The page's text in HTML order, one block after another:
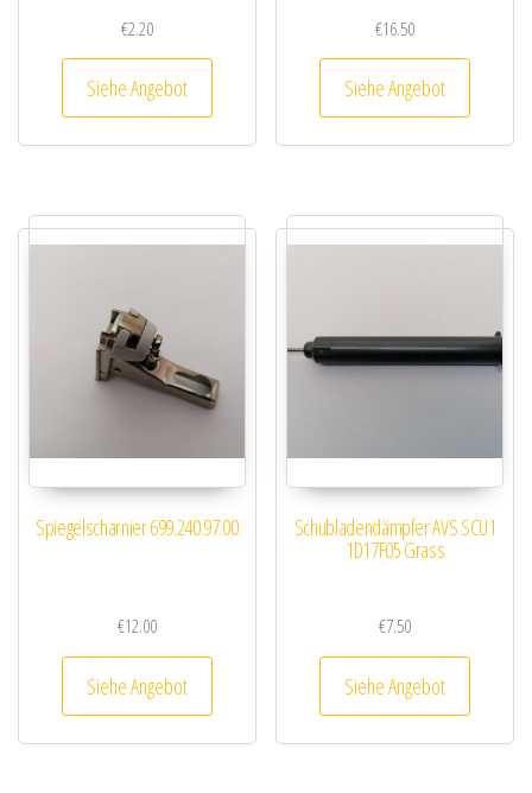
€2.20
Siehe Angebot
€16.50
Siehe Angebot
Spiegelscharnier 699.240.97.00
€12.00
Siehe Angebot
Schubladendämpfer AVS SCU1
1D17F05 Grass
€7.50
Siehe Angebot